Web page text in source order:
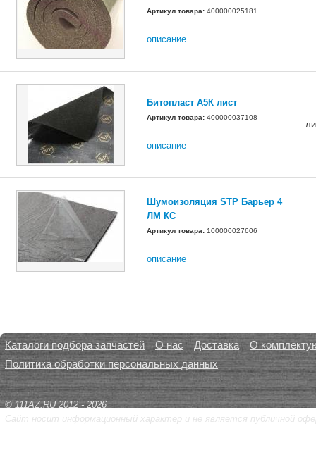
Артикул товара: 400000025181
описание
Битопласт А5К лист
Артикул товара: 400000037108
описание
Шумоизоляция STP Барьер 4
ЛМ КС
Артикул товара: 100000027606
описание
Каталоги подбора запчастей О нас Доставка
О
Политика обработки персональных данных
© 111AZ.RU 2012 - 2026
Сайт носит информационный характер и не является публичной